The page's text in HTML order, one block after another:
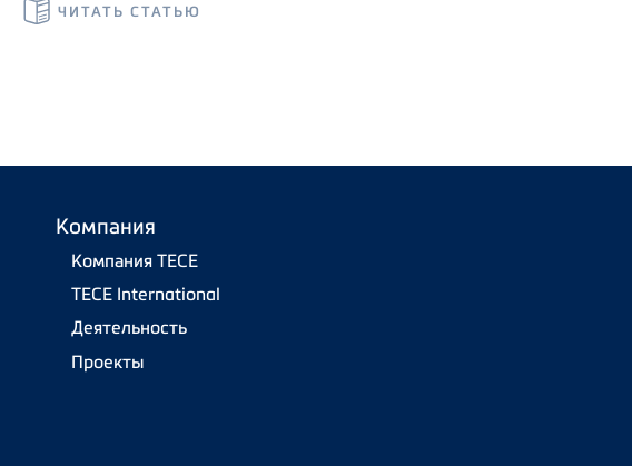
ЧИТАТЬ СТАТЬЮ
Компания
Компания TECE
TECE International
Деятельность
Проекты